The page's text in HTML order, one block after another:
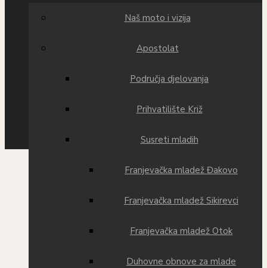
Naš moto i vizija
Apostolat
Područja djelovanja
Prihvatilište Križ
Susreti mladih
Franjevačka mladež Đakovo
Franjevačka mladež Sikirevci
Franjevačka mladež Otok
Duhovne obnove za mlade